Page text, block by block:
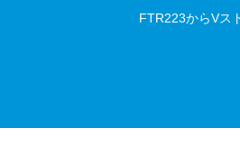
FTR223からVス